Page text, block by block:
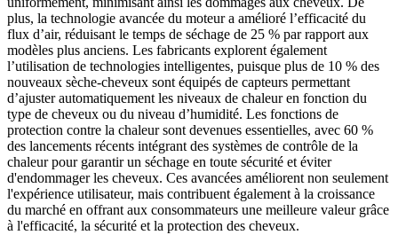
plus, la technologie avancée du moteur a amélioré l’efficacité du
flux d’air, réduisant le temps de séchage de 25 % par rapport aux
modèles plus anciens. Les fabricants explorent également
l’utilisation de technologies intelligentes, puisque plus de 10 % des
nouveaux sèche-cheveux sont équipés de capteurs permettant
d’ajuster automatiquement les niveaux de chaleur en fonction du
type de cheveux ou du niveau d’humidité. Les fonctions de
protection contre la chaleur sont devenues essentielles, avec 60 %
des lancements récents intégrant des systèmes de contrôle de la
chaleur pour garantir un séchage en toute sécurité et éviter
d'endommager les cheveux. Ces avancées améliorent non seulement
l'expérience utilisateur, mais contribuent également à la croissance
du marché en offrant aux consommateurs une meilleure valeur grâce
à l'efficacité, la sécurité et la protection des cheveux.